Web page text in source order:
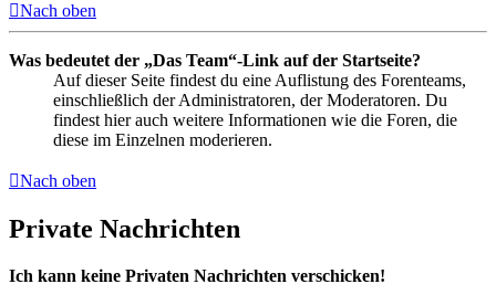
Nach oben
Was bedeutet der „Das Team“-Link auf der Startseite?
Auf dieser Seite findest du eine Auflistung des Forenteams,
einschließlich der Administratoren, der Moderatoren. Du
findest hier auch weitere Informationen wie die Foren, die
diese im Einzelnen moderieren.
Nach oben
Private Nachrichten
Ich kann keine Privaten Nachrichten verschicken!